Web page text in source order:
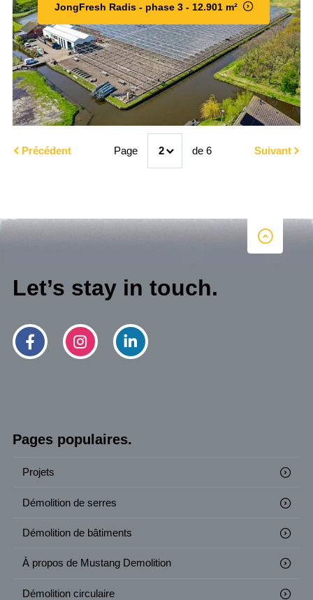
JongFresh Radis - phase 3 - 12.901 m²
Précédent Page 2 de 6 Suivant
Let’s stay in touch.
Pages populaires.
Projets
Démolition de serres
Démolition de bâtiments
À propos de Mustang Demolition
Démolition circulaire